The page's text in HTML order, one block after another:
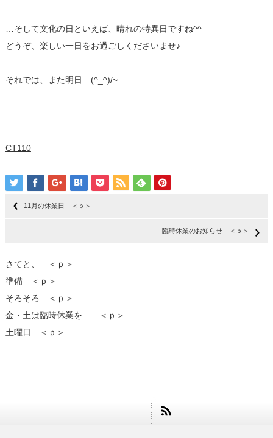
…そして文化の日といえば、晴れの特異日ですね^^
どうぞ、楽しい一日をお過ごしくださいませ♪
それでは、また明日 (^_^)/~
CT110
11月の休業日 ＜ｐ＞
臨時休業のお知らせ ＜ｐ＞
さてと、 ＜ｐ＞
準備 ＜ｐ＞
そろそろ ＜ｐ＞
金・土は臨時休業を… ＜ｐ＞
土曜日 ＜ｐ＞